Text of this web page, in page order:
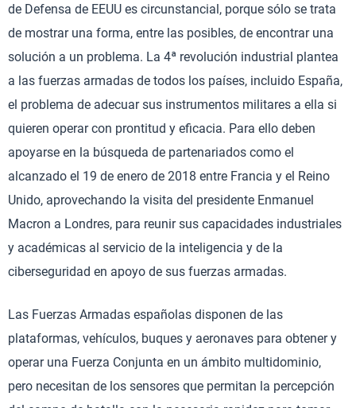
de Defensa de EEUU es circunstancial, porque sólo se trata
de mostrar una forma, entre las posibles, de encontrar una
solución a un problema. La 4ª revolución industrial plantea
a las fuerzas armadas de todos los países, incluido España,
el problema de adecuar sus instrumentos militares a ella si
quieren operar con prontitud y eficacia. Para ello deben
apoyarse en la búsqueda de partenariados como el
alcanzado el 19 de enero de 2018 entre Francia y el Reino
Unido, aprovechando la visita del presidente Enmanuel
Macron a Londres, para reunir sus capacidades industriales
y académicas al servicio de la inteligencia y de la
ciberseguridad en apoyo de sus fuerzas armadas.
Las Fuerzas Armadas españolas disponen de las
plataformas, vehículos, buques y aeronaves para obtener y
operar una Fuerza Conjunta en un ámbito multidominio,
pero necesitan de los sensores que permitan la percepción